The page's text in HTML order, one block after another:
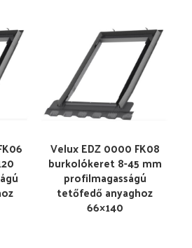
Velux EDZ 0000 FK08
burkolókeret 8-45 mm
profilmagasságú
tetőfedő anyaghoz
66×140